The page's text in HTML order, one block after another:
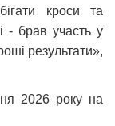
кроси та
- брав участь у
результати»,
2026 року на